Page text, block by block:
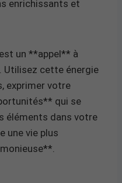
enrichissants et
un **appel** à
Utilisez cette énergie
exprimer votre
qui se
éléments dans votre
une vie plus